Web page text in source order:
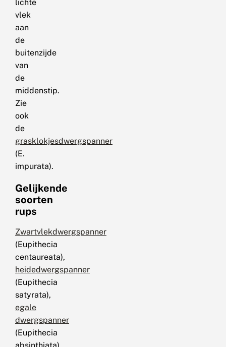
lichte
vlek
aan
de
buitenzijde
van
de
middenstip.
Zie
ook
de
grasklokjesdwergspanner
(E.
impurata).
Gelijkende
soorten
rups
Zwartvlekdwergspanner
(Eupithecia
centaureata),
heidedwergspanner
(Eupithecia
satyrata),
egale
dwergspanner
(Eupithecia